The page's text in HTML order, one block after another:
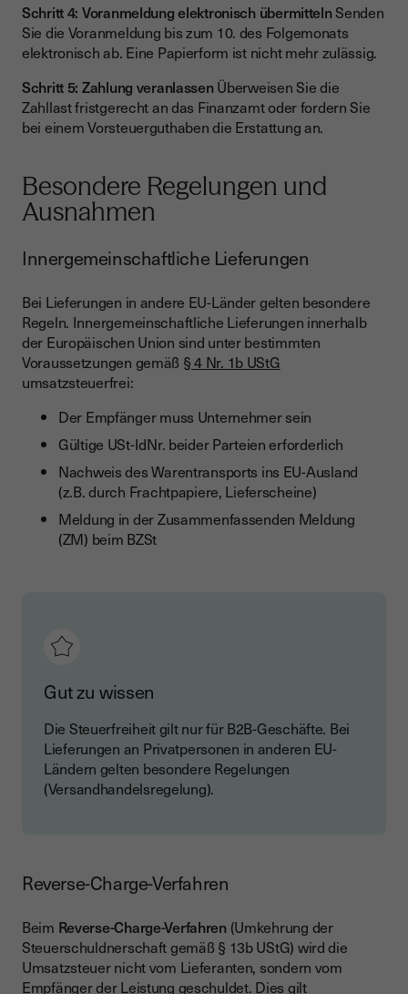
Schritt 4: Voranmeldung elektronisch übermittelnSenden
Sie die Voranmeldung bis zum 10. des Folgemonats
elektronisch ab. Eine Papierform ist nicht mehr zulässig.
Schritt 5: Zahlung veranlassenÜberweisen Sie die
Zahllast fristgerecht an das Finanzamt oder fordern Sie
bei einem Vorsteuerguthaben die Erstattung an.
Besondere Regelungen und
Ausnahmen
Innergemeinschaftliche Lieferungen
Bei Lieferungen in andere EU-Länder gelten besondere
Regeln. Innergemeinschaftliche Lieferungen innerhalb
der Europäischen Union sind unter bestimmten
Voraussetzungen gemäß § 4 Nr. 1b UStG
umsatzsteuerfrei:
Der Empfänger muss Unternehmer sein
Gültige USt-IdNr. beider Parteien erforderlich
Nachweis des Warentransports ins EU-Ausland
(z.B. durch Frachtpapiere, Lieferscheine)
Meldung in der Zusammenfassenden Meldung
(ZM) beim BZSt
Gut zu wissen
Die Steuerfreiheit gilt nur für B2B-Geschäfte. Bei
Lieferungen an Privatpersonen in anderen EU-
Ländern gelten besondere Regelungen
(Versandhandelsregelung).
Reverse-Charge-Verfahren
Beim Reverse-Charge-Verfahren(Umkehrung der
Steuerschuldnerschaft gemäß § 13b UStG) wird die
Umsatzsteuer nicht vom Lieferanten, sondern vom
Empfänger der Leistung geschuldet. Dies gilt